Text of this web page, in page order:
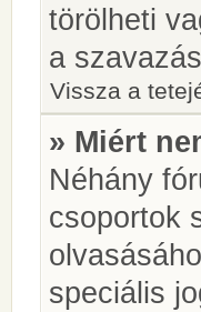
törölheti
a
Vissza a
» Miért
Néhány
csoportok
speciális